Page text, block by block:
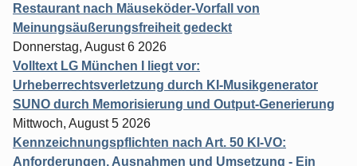
Restaurant nach Mäuseköder-Vorfall von
Meinungsäußerungsfreiheit gedeckt
Donnerstag, August 6 2026
Volltext LG München I liegt vor:
Urheberrechtsverletzung durch KI-Musikgenerator
SUNO durch Memorisierung und Output-Generierung
Mittwoch, August 5 2026
Kennzeichnungspflichten nach Art. 50 KI-VO:
Anforderungen, Ausnahmen und Umsetzung - Ein